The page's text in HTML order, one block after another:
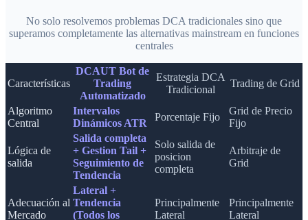
No solo resolvemos problemas DCA tradicionales sino que
superamos completamente las alternativas mainstream en funciones
centrales
Características
DCAUT Bot de
Trading
Automatizado
Estrategia DCA
Tradicional
Trading de Grid
Algoritmo
Central
Intervalos
Dinámicos ATR
Porcentaje Fijo
Grid de Precio
Fijo
Lógica de
salida
Salida completa
+ Gestion Tail +
Seguimiento de
Tendencia
Solo salida de
posicion
completa
Arbitraje de
Grid
Adecuación al
Mercado
Lateral +
Tendencia
(Todos los
Principalmente
Lateral
Principalmente
Lateral